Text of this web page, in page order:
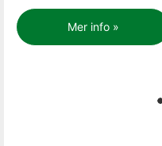
Mer info »